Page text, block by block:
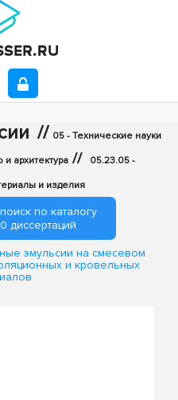
// 05 - Технические науки
архитектура // 05.23.05 -
и изделия
по каталогу
диссертаций
эмульсии на смесевом
и кровельных